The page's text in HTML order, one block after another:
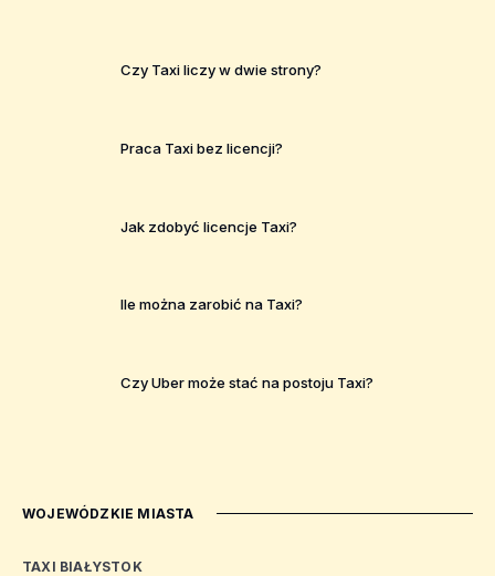
Czy Taxi liczy w dwie strony?
Praca Taxi bez licencji?
Jak zdobyć licencje Taxi?
Ile można zarobić na Taxi?
Czy Uber może stać na postoju Taxi?
WOJEWÓDZKIE MIASTA
TAXI BIAŁYSTOK